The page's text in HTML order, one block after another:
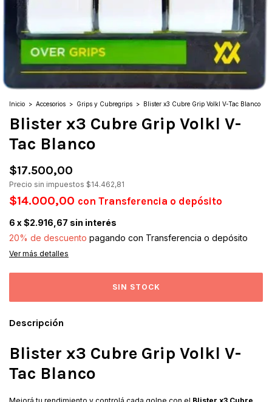
Inicio > Accesorios > Grips y Cubregrips > Blister x3 Cubre Grip Volkl V-Tac Blanco
Blister x3 Cubre Grip Volkl V-
Tac Blanco
$17.500,00
Precio sin impuestos $14.462,81
$14.000,00 con Transferencia o depósito
6 x$2.916,67 sin interés
20% de descuento pagando con Transferencia o depósito
Ver más detalles
Descripción
Blister x3 Cubre Grip Volkl V-
Tac Blanco